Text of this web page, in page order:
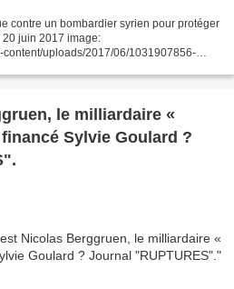
contre un bombardier syrien pour protéger
juin 2017 image:
content/uploads/2017/06/1031907856-
le milliardaire «
Sylvie Goulard ?